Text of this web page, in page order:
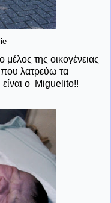
της οικογένειας
που λατρεύω τα
ο Miguelito!!